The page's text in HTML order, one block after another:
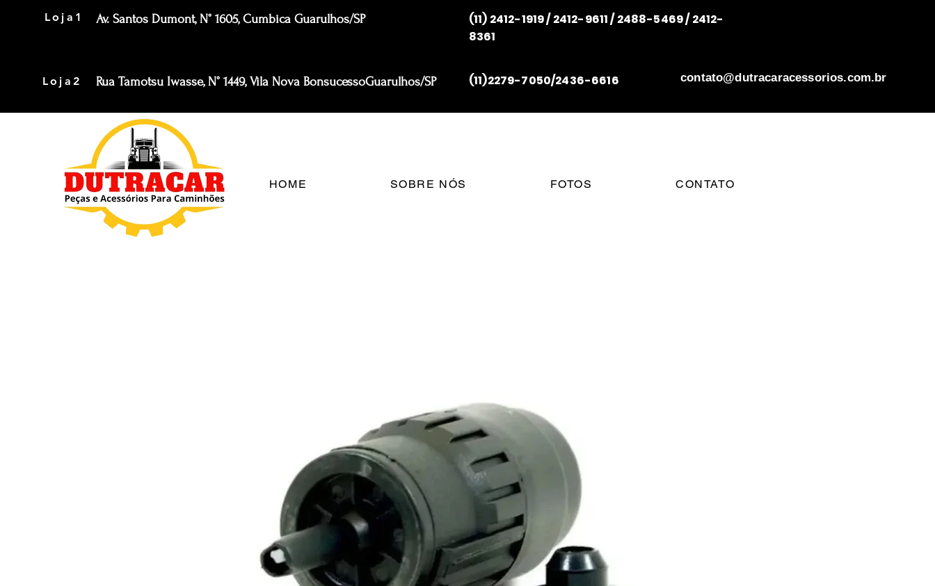
Loja1 Av. Santos Dumont, N° 1605, Cumbica Guarulhos/SP
Loja2 Rua Tamotsu Iwasse, N° 1449, Vila Nova BonsucessoGuarulhos/SP
(11) 2412-1919 / 2412-9611 / 2488-5469 / 2412-
8361
(11)2279-7050/2436-6616 contato@dutracaracessorios.com.br
HOME SOBRE NÓS FOTOS CONTATO